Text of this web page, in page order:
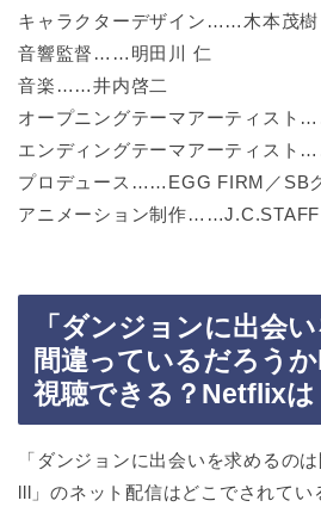
キャラクターデザイン……木本茂樹
音響監督……明田川 仁
音楽……井内啓二
オープニングテーマアーティスト
エンディングテーマアーティスト
プロデュース……EGG FIRM／SB
アニメーション制作……J.C.STAFF
「ダンジョンに出会
間違っているだろう
視聴できる？Netflixは
「ダンジョンに出会いを求めるの
lll」のネット配信はどこでされてい